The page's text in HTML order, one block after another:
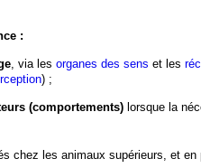
:
, via les organes des sens et les
) ;
(comportements) lorsque la
chez les animaux supérieurs, et